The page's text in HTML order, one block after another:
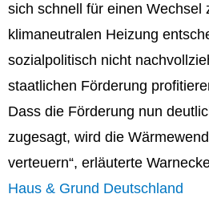
sich schnell für einen Wechsel
klimaneutralen Heizung
sozialpolitisch nicht
staatlichen Förderung
Dass die Förderung nun
zugesagt, wird die
verteuern“, erläuterte
Haus & Grund Deutschland